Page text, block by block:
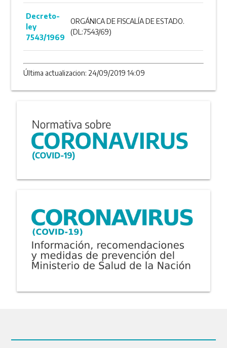
Decreto-
ley
7543/1969
ORGÁNICA DE FISCALÍA DE ESTADO.
(DL:7543/69)
Última actualizacion: 24/09/2019 14:09